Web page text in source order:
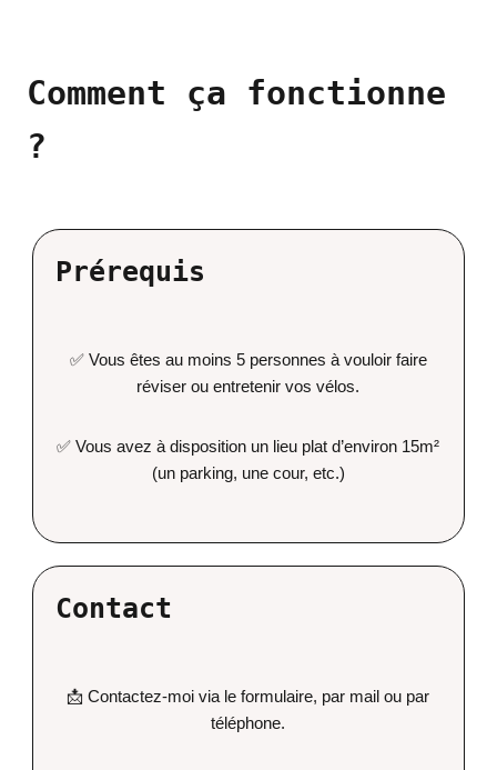
Comment ça fonctionne
?
Prérequis
✅ Vous êtes au moins 5 personnes à vouloir faire
réviser ou entretenir vos vélos.
✅ Vous avez à disposition un lieu plat d’environ 15m²
(un parking, une cour, etc.)
Contact
📩 Contactez-moi via le formulaire, par mail ou par
téléphone.